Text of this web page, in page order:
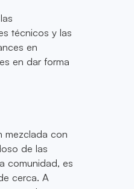
técnicos y las
en
en dar forma
mezclada con
de las
comunidad, es
cerca. A